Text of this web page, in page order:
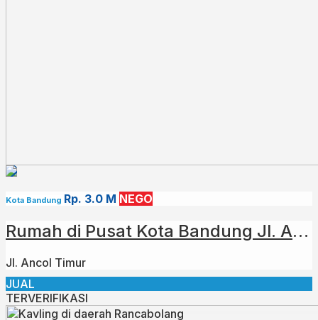
Kota Bandung Rp. 3.0 M NEGO
Rumah di Pusat Kota Bandung Jl. Ancol Timur
Jl. Ancol Timur
JUAL
TERVERIFIKASI